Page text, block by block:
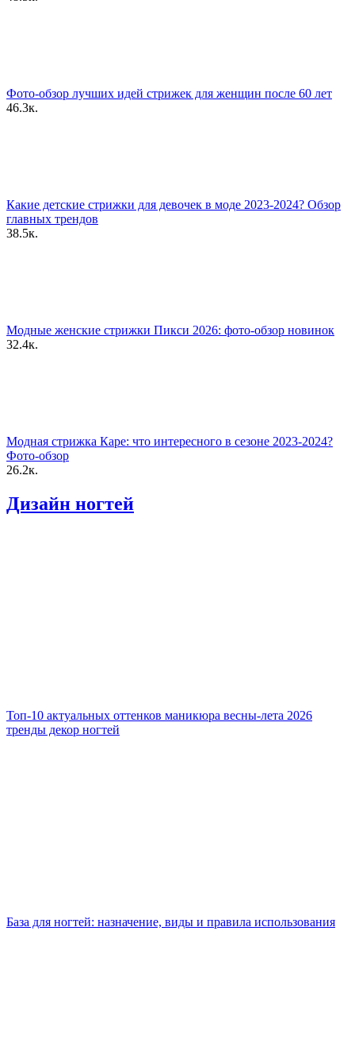
Фото-обзор лучших идей стрижек для женщин после 60 лет
46.3к.
Какие детские стрижки для девочек в моде 2023-2024? Обзор
главных трендов
38.5к.
Модные женские стрижки Пикси 2026: фото-обзор новинок
32.4к.
Модная стрижка Каре: что интересного в сезоне 2023-2024?
Фото-обзор
26.2к.
Дизайн ногтей
Топ-10 актуальных оттенков маникюра весны-лета 2026
тренды декор ногтей
База для ногтей: назначение, виды и правила использования